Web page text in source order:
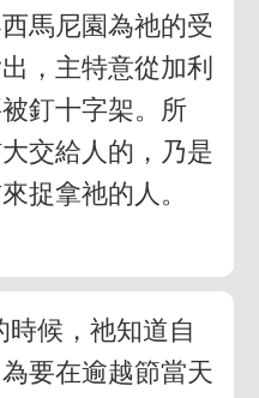
馬尼園為祂的受
，主特意從加利
釘十字架。所
交給人的，乃是
捉拿祂的人。
候，祂知道自
要在逾越節當天